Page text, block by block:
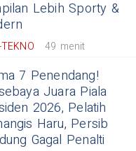
Lebih Sporty &
49 menit
7 Penendang!
Juara Piala
2026, Pelatih
Haru, Persib
Gagal Penalti